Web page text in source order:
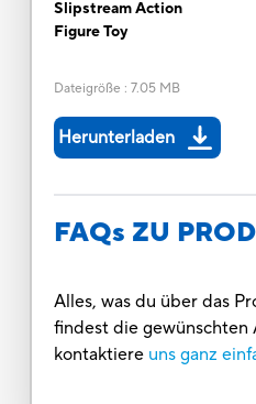
Slipstream Action
Figure Toy
Dateigröße : 7.05 MB
Herunterladen
FAQs ZU
Alles, was du über das
findest die gewünschten
kontaktiere uns ganz